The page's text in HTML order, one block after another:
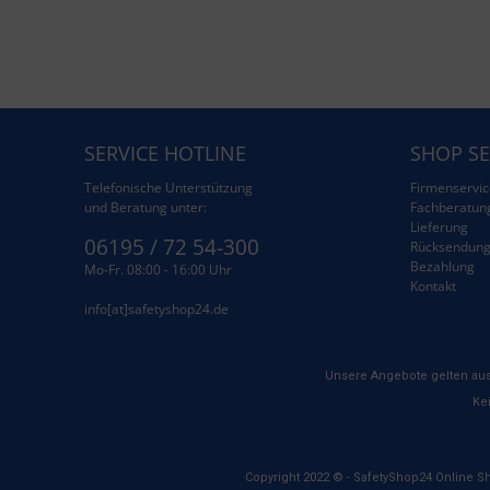
SERVICE HOTLINE
Telefonische Unterstützung
und Beratung unter:
06195 / 72 54-300
Mo-Fr. 08:00 - 16:00 Uhr
info[at]safetyshop24.de
SHOP
Lieferung
Rücksendung
Bezahlung
Kontakt
Unsere Angebote gelten
Copyright 2022 © - SafetyShop24 Online